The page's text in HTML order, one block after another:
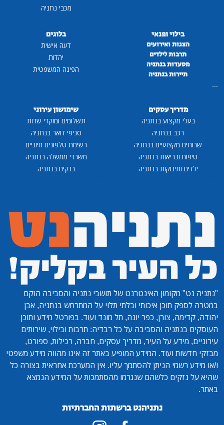
מכבי נתניה
בילוי ופנאי
הצגות ואירועים
תרבות לילדים
מסעדות בנתניה
תיירות בנתניה
...
בלוגים
דעה אישית
יהדות
הפינה המשפטית
מדריך עסקים
בעלי מקצוע בנתניה
רכב בנתניה
שרותים מקצועיים בנתניה
טיפוח ובריאות בנתניה
ילדים ותינוקות בנתניה
...
שימושון עירוני
תשלומים ומוקדי שרות
סניפי דואר בנתניה
רשימת טלפונים חיוניים
משרדי ממשלה בנתניה
בנקים בנתניה
...
"נתניה נט" מקומון האינטרנט של תושבי נתניה והסביבה הוקם
במטרה לספק תוכן איכותי ובלתי תלוי על המתרחש בנתניה, אבן
יהודה, קדימה, צורן, כפר יונה, תל מונד ועוד. בפורטל מידע ותוכן
העוסקים בנתניה והסביבה על כל רבדיה: תרבות ובילוי, שירותים
עירוניים, מידע על העיר, מדריך עסקים, חברה, רכילות, ספורט,
מבזקי חדשות ועוד. המידע המופיע באתר זה אינו מהווה מידע משפטי
ו/או מידע רשמי הניתן להסתמך עליו. אין המערכת אחראית בצורה כל
שהיא על נזקים כלשהם שנגרמו מהסתמכות על המידע הנמצא
באתר.
נתניהנט ברשתות החברתיות